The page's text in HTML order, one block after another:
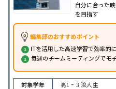
自分に合った
を目指す
編集部のおすすめポイント
ITを活用した高速学習で効率的
毎週のチームミーティングでモ
対象学年 高1 ~ 3 浪人生